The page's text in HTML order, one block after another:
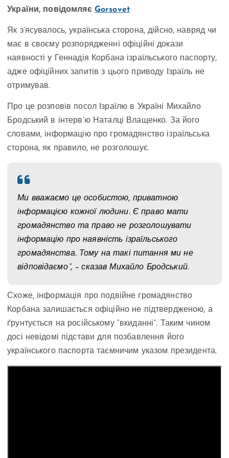
України, повідомляє Gorsovet
Як з’ясувалось, українська сторона, дійсно, навряд чи
має в своєму розпорядженні офіційні докази
наявності у Геннадія Корбана ізраїльського паспорту,
адже офіційних запитів з цього приводу Ізраїль не
отримував.
Про це розповів посол Ізраїлю в Україні Михайло
Бродський в інтерв’ю Наталці Влащенко. За його
словами, інформацію про громадянство ізраїльська
сторона, як правило, не розголошує.
Ми вважаємо це особистою, приватною
інформацією кожної людини. Є право мати
громадянство та право не розголошувати
інформацію про наявність ізраїльського
громадянства. Тому на такі питання ми не
відповідаємо”, – сказав Михайло Бродський.
Схоже, інформація про подвійне громадянство
Корбана залишається офіційно не підтвердженою, а
ґрунтується на російському “вкиданні”. Таким чином
досі невідомі підстави для позбавлення його
українського паспорта таємничим указом президента.